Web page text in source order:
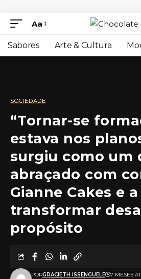
Aa
Sabores Arte & Cultura
SOCIEDADE
“Tornar-se
estava nos
surgiu como um
abraçado com
Gianne Cakes e
transformar
propósito
PORGRACIETH ISSENGUELE 7 MESES